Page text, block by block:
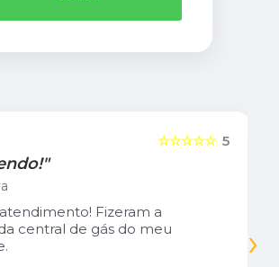
5
☆☆☆☆☆
Fizeram a
central de gás do meu
›